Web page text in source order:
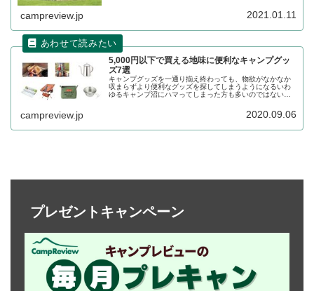
campreview.jp 2021.01.11
5,000円以下で買える地味に便利なキャンプグッ
ズ7選
キャンプグッズを一通り揃え終わっても、物欲がなかなか
収まらずより便利なグッズを探してしまうようになるいわ
ゆるキャンプ沼にハマってしまった方も多いのではないで
イフの質が上がるコスパの良いキャンプグッズ7選をご紹介
campreview.jp 2020.09.06
プレゼントキャンペーン